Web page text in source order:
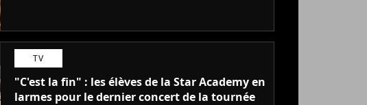
TV
"C'est la fin" : les élèves de la Star Academy en
larmes pour le dernier concert de la tournée